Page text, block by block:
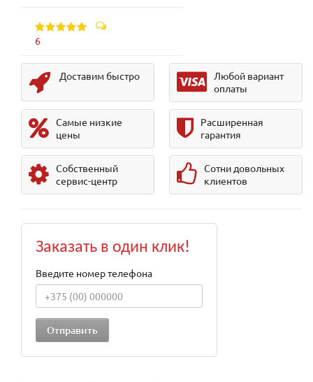
6
Доставим быстро
Любой вариант
оплаты
Самые низкие
цены
Расширенная
гарантия
Собственный
сервис-центр
Сотни довольных
клиентов
Заказать в один клик!
Введите номер телефона